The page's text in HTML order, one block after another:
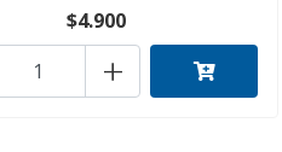
$4.900
+